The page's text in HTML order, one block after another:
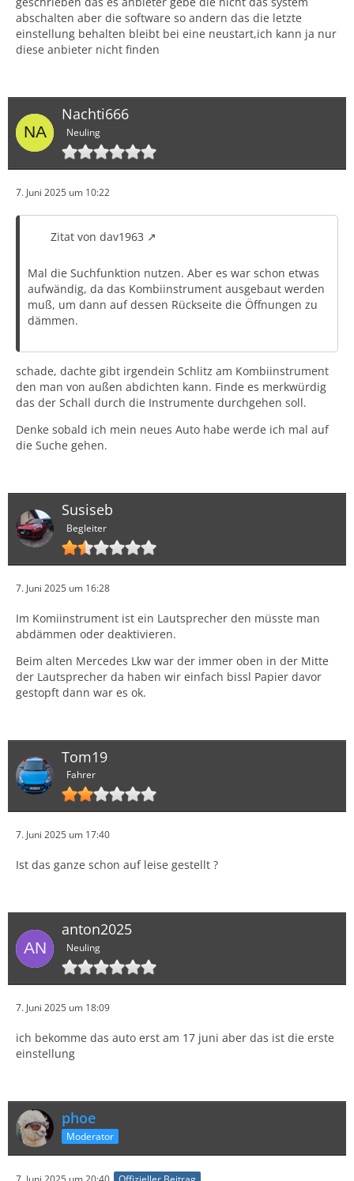
abschalten aber die software so andern das die letzte
einstellung behalten bleibt bei eine neustart,ich kann ja nur
diese anbieter nicht finden
Nachti666
Neuling
7. Juni 2025 um 10:22
Zitat von dav1963
Mal die Suchfunktion nutzen. Aber es war schon etwas
aufwändig, da das Kombiinstrument ausgebaut werden
muß, um dann auf dessen Rückseite die Öffnungen zu
dämmen.
schade, dachte gibt irgendein Schlitz am Kombiinstrument
den man von außen abdichten kann. Finde es merkwürdig
das der Schall durch die Instrumente durchgehen soll.
Denke sobald ich mein neues Auto habe werde ich mal auf
die Suche gehen.
Susiseb
Begleiter
7. Juni 2025 um 16:28
Im Komiinstrument ist ein Lautsprecher den müsste man
abdämmen oder deaktivieren.
Beim alten Mercedes Lkw war der immer oben in der Mitte
der Lautsprecher da haben wir einfach bissl Papier davor
gestopft dann war es ok.
Tom19
Fahrer
7. Juni 2025 um 17:40
Ist das ganze schon auf leise gestellt ?
anton2025
Neuling
7. Juni 2025 um 18:09
ich bekomme das auto erst am 17 juni aber das ist die erste
einstellung
phoe
Moderator